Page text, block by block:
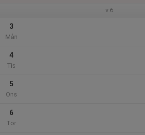
v.6
3
Mån
4
Tis
5
Ons
6
Tor